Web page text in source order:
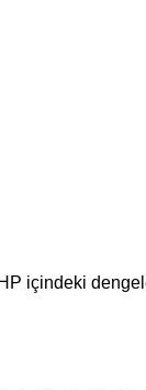
içindeki